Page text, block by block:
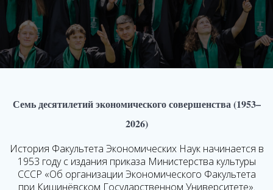
Семь десятилетий экономического совершенства (1953–
2026)
История Факультета Экономических Наук начинается в
1953 году с издания приказа Министерства культуры
СССР «Об организации Экономического Факультета
при Кишинёвском Государственном Университете».